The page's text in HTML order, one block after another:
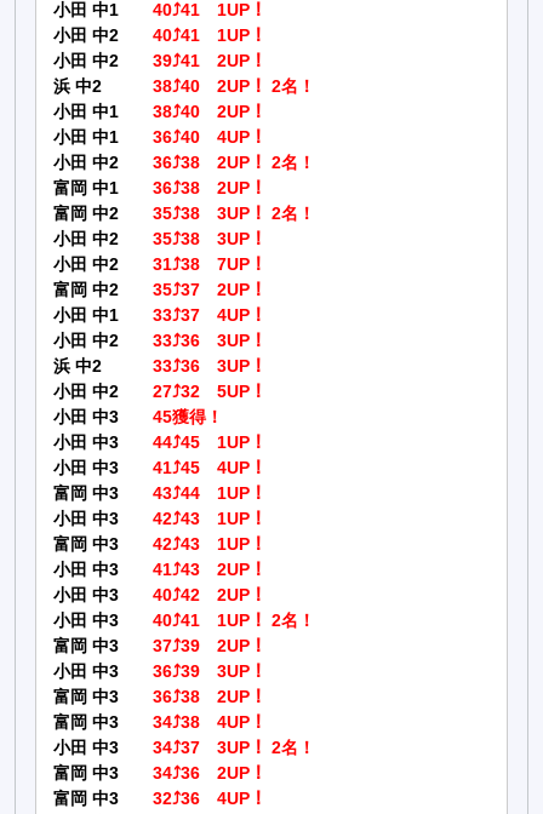
小田 中1
40⤴41 1UP！
小田 中2
40⤴41 1UP！
小田 中2
39⤴41 2UP！
浜 中2
38⤴40 2UP！ 2名！
小田 中1
38⤴40 2UP！
小田 中1
36⤴40 4UP！
小田 中2
36⤴38 2UP！ 2名！
富岡 中1
36⤴38 2UP！
富岡 中2
35⤴38 3UP！ 2名！
小田 中2
35⤴38 3UP！
小田 中2
31⤴38 7UP！
富岡 中2
35⤴37 2UP！
小田 中1
33⤴37 4UP！
小田 中2
33⤴36 3UP！
浜 中2
33⤴36 3UP！
小田 中2
27⤴32 5UP！
小田 中3
45獲得！
小田 中3
44⤴45 1UP！
小田 中3
41⤴45 4UP！
富岡 中3
43⤴44 1UP！
小田 中3
42⤴43 1UP！
富岡 中3
42⤴43 1UP！
小田 中3
41⤴43 2UP！
小田 中3
40⤴42 2UP！
小田 中3
40⤴41 1UP！ 2名！
富岡 中3
37⤴39 2UP！
小田 中3
36⤴39 3UP！
富岡 中3
36⤴38 2UP！
富岡 中3
34⤴38 4UP！
小田 中3
34⤴37 3UP！ 2名！
富岡 中3
34⤴36 2UP！
富岡 中3
32⤴36 4UP！